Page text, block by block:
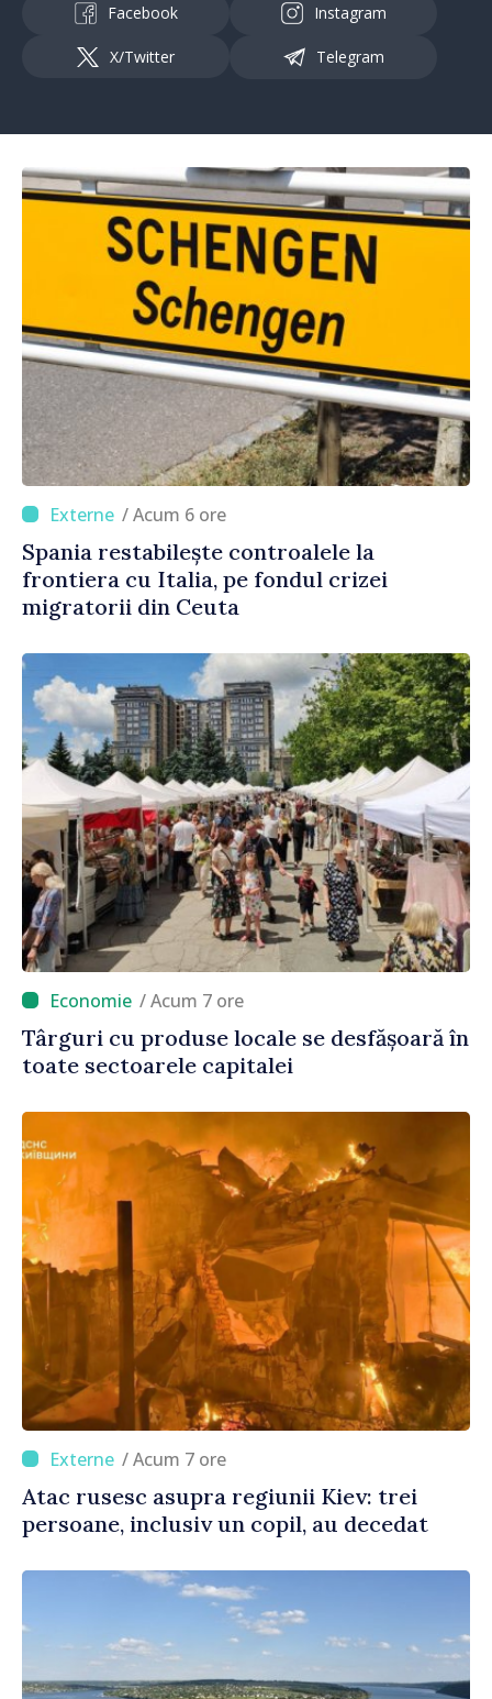
Facebook Instagram
X/Twitter Telegram
/ Acum 6 ore
Spania restabilește controalele la
frontiera cu Italia, pe fondul crizei
migratorii din Ceuta
/ Acum 7 ore
Târguri cu produse locale se desfășoară în
toate sectoarele capitalei
/ Acum 7 ore
Atac rusesc asupra regiunii Kiev: trei
persoane, inclusiv un copil, au decedat